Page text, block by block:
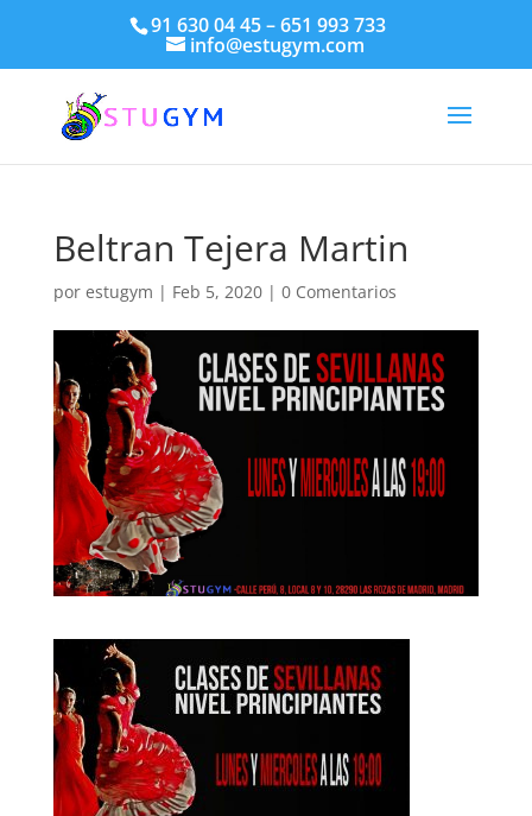
91 630 04 45 – 651 993 733
info@estugym.com
Beltran Tejera Martin
por estugym | Feb 5, 2020| 0 Comentarios